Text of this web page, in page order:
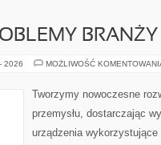
BRANŻY
2026 MOŻLIWOŚĆ
Tworzymy nowoczesne
przemysłu, dostarczając
urządzenia